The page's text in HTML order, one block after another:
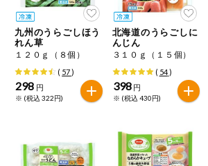
先着限定から探す
人気カテゴリ
食品から探す
家庭用品から探す
ミールキット
など
麺類
レトルト・缶
詰・瓶詰
アレルゲン情報
特定原材料と特定原材料に準ずるものが
を検索できます。
卵
九州のうらごしほう
れん草
１２０ｇ（８個）
( 57)
298 円
※ (税込 322円)
北海道のうらごしに
んじん
３１０ｇ（１５個）
( 54)
398 円
※ (税込 430円)